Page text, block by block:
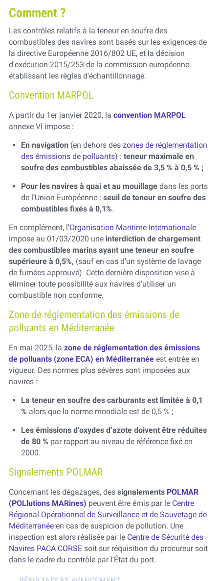
Comment ?
Les contrôles relatifs à la teneur en soufre des
combustibles des navires sont basés sur les exigences de
la directive Européenne 2016/802 UE, et la décision
d'exécution 2015/253 de la commission européenne
établissant les règles d'échantillonnage.
Convention MARPOL
A partir du 1er janvier 2020, la convention MARPOL
annexe VI impose :
En navigation (en dehors des zones de réglementation
des émissions de polluants) : teneur maximale en
soufre des combustibles abaissée de 3,5 % à 0,5 % ;
Pour les navires à quai et au mouillagedans les ports
de l’Union Européenne : seuil de teneur en soufre des
combustibles fixés à 0,1%.
En complément, l'Organisation Maritime Internationale
impose au 01/03/2020 une interdiction de chargement
des combustibles marins ayant une teneur en soufre
supérieure à 0,5%, (sauf en cas d’un système de lavage
de fumées approuvé). Cette dernière disposition vise à
éliminer toute possibilité aux navires d’utiliser un
combustible non conforme.
Zone de réglementation des émissions de
polluants en Méditerranée
En mai 2025, la zone de réglementation des émissions
de polluants (zone ECA) en Méditerranée est entrée en
vigueur. Des normes plus sévères sont imposées aux
navires :
La teneur en soufre des carburants est limitée à 0,1
% alors que la norme mondiale est de 0,5 % ;
Les émissions d’oxydes d’azote doivent être réduites
de 80 % par rapport au niveau de référence fixé en
2000.
Signalements POLMAR
Concernant les dégazages, des signalements POLMAR
(POLlutions MARines) peuvent être émis par le Centre
Régional Opérationnel de Surveillance et de Sauvetage de
Méditerranéeen cas de suspicion de pollution. Une
inspection est alors réalisée par le Centre de Sécurité des
Navires PACA CORSEsoit sur réquisition du procureur soit
dans le cadre du contrôle par l'État du port.